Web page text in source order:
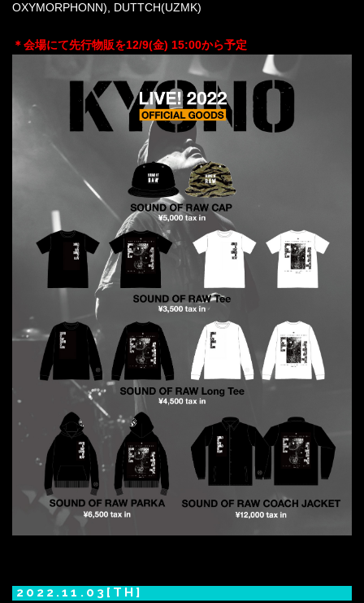
OXYMORPHONN), DUTTCH(UZMK)
＊会場にて先行物販を12/9(金) 15:00から予定
2022.11.03[TH]